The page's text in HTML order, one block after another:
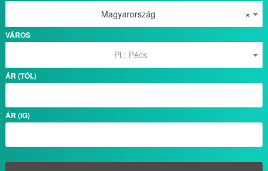
×
Magyarország
VÁROS
Pl.: Pécs
ÁR (TÓL)
ÁR (IG)